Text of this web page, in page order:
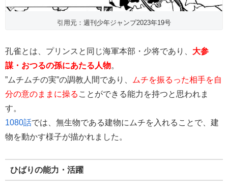
引用元：週刊少年ジャンプ2023年19号
孔雀とは、プリンスと同じ海軍本部・少将であり、 大参
謀・おつるの孫にあたる人物。
”ムチムチの実”の調教人間であり、 ムチを振るった相手を自
分の意のままに操る ことができる能力を持つと思われま
す。
1080話では、無生物である建物にムチを入れることで、建
物を動かす様子が描かれました。
ひばりの能力・活躍